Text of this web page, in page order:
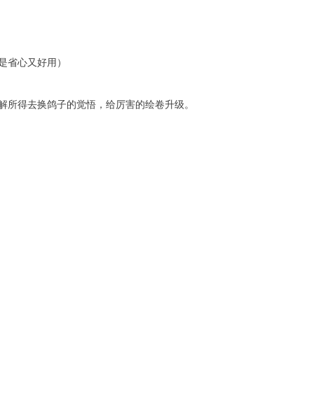
心又好用）
得去换鸽子的觉悟，给厉害的绘卷升级。